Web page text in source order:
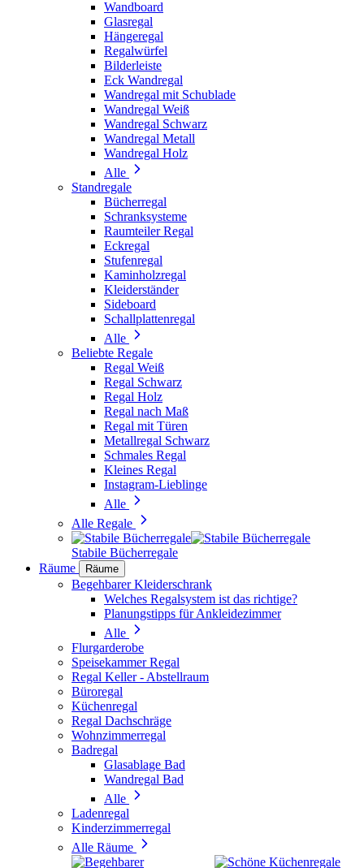
Wandboard
Glasregal
Hängeregal
Regalwürfel
Bilderleiste
Eck Wandregal
Wandregal mit Schublade
Wandregal Weiß
Wandregal Schwarz
Wandregal Metall
Wandregal Holz
Alle
Standregale
Bücherregal
Schranksysteme
Raumteiler Regal
Eckregal
Stufenregal
Kaminholzregal
Kleiderständer
Sideboard
Schallplattenregal
Alle
Beliebte Regale
Regal Weiß
Regal Schwarz
Regal Holz
Regal nach Maß
Regal mit Türen
Metallregal Schwarz
Schmales Regal
Kleines Regal
Instagram-Lieblinge
Alle
Alle Regale
Stabile Bücherregale
Räume
Räume
Begehbarer Kleiderschrank
Welches Regalsystem ist das richtige?
Planungstipps für Ankleidezimmer
Alle
Flurgarderobe
Speisekammer Regal
Regal Keller - Abstellraum
Büroregal
Küchenregal
Regal Dachschräge
Wohnzimmerregal
Badregal
Glasablage Bad
Wandregal Bad
Alle
Ladenregal
Kinderzimmerregal
Alle Räume